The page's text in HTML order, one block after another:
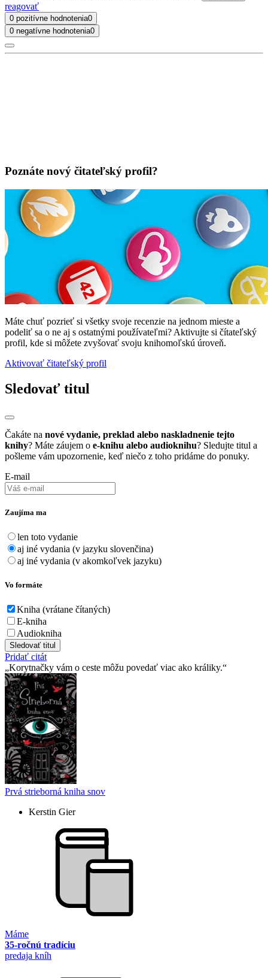
reagovať
0 pozitívne hodnotenia0
0 negatívne hodnotenia0
Poznáte nový čitateľský profil?
Máte chuť pozrieť si všetky svoje recenzie na jednom mieste a
podeliť sa o ne aj s ostatnými používateľmi? Aktivujte si čítateľský
profil, kde si môžete zvyšovať svoju knihomoľskú úroveň.
Aktivovať čitateľský profil
Sledovať titul
Čakáte na nové vydanie, preklad alebo naskladnenie tejto
knihy? Máte záujem o e-knihu alebo audioknihu? Sledujte titul a
pošleme vám upozornenie, keď niečo z toho pridáme do ponuky.
E-mail
Zaujíma ma
len toto vydanie
aj iné vydania (v jazyku slovenčina)
aj iné vydania (v akomkoľvek jazyku)
Vo formáte
Kniha (vrátane čítaných)
E-kniha
Audiokniha
Sledovať titul
Pridať citát
Korytnačky vám o ceste môžu povedať viac ako králiky.
Prvá strieborná kniha snov
Kerstin Gier
Máme
35-ročnú tradíciu
predaja kníh